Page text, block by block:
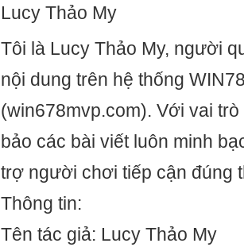
Lucy Thảo My
Tôi là Lucy Thảo My, người
nội dung trên hệ thống
(win678mvp.com). Với vai
bảo các bài viết luôn minh
trợ người chơi tiếp cận đúng
Thông tin:
Tên tác giả: Lucy Thảo My